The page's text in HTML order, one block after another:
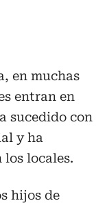
en muchas
entran en
sucedido con
y ha
los locales.
hijos de